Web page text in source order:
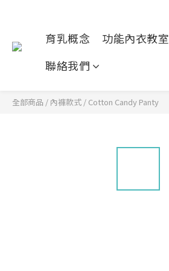
育乳概念 功能內衣教室
聯絡我們
全部商品 / 內褲款式 / Cotton Candy Panty